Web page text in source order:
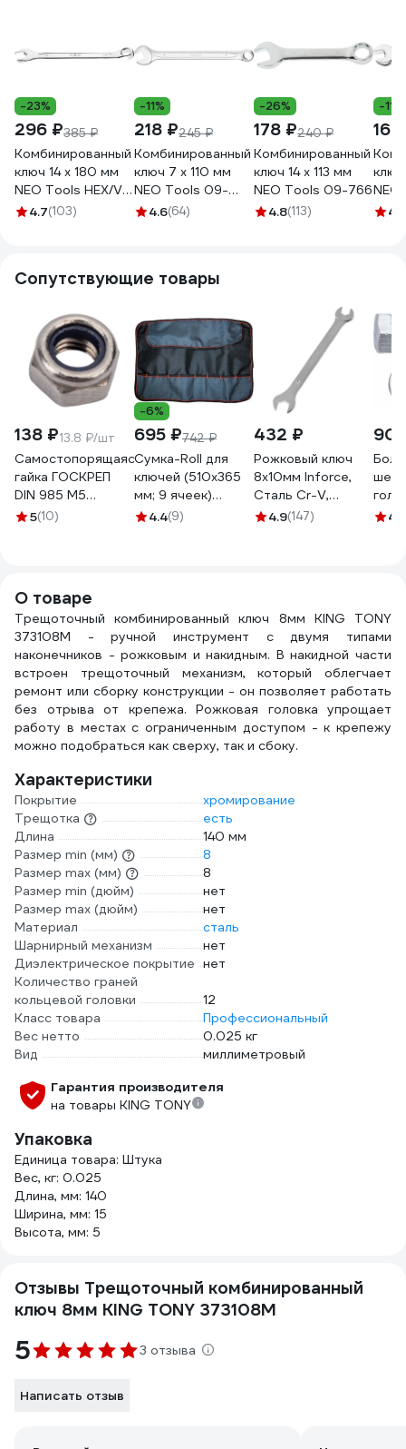
-23%
296 ₽385 ₽
Комбинированный
ключ 14 x 180 мм
NEO Tools HEX/V
09-414
4.7(103)
-11%
218 ₽245 ₽
Комбинированный
ключ 7 x 110 мм
NEO Tools 09-
7074.6(64)
-26%
178 ₽240 ₽
Комбинированный
ключ 14 x 113 мм
NEO Tools 09-766
4.8(113)
-11%
7604.6
Сопутствующие товары
138 ₽13.8 ₽/шт
Самостопорящаяся
гайка ГОСКРЕП
DIN 985 М5
нержав. сталь 10
5(10)
-6%
695 ₽742 ₽
Сумка-Roll для
ключей (510х365
мм; 9 ячеек)
Сорокин 27.11
4.4(9)
432 ₽
Рожковый ключ
8x10мм Inforce,
Сталь Cr-V,
профессиональный,
4.9(147)
90
4.4
О товаре
Трещоточный комбинированный ключ 8мм KING TONY
373108M - ручной инструмент с двумя типами
наконечников - рожковым и накидным. В накидной части
встроен трещоточный механизм, который облегчает
ремонт или сборку конструкции - он позволяет работать
без отрыва от крепежа. Рожковая головка упрощает
работу в местах с ограниченным доступом - к крепежу
можно подобраться как сверху, так и сбоку.
Характеристики
Покрытие
хромирование
Трещотка
есть
Длина
140 мм
Размер min (мм)
8
Размер max (мм)
8
Размер min (дюйм)
нет
Размер max (дюйм)
нет
Материал
сталь
Шарнирный механизм
нет
Диэлектрическое покрытие нет
Количество граней
кольцевой головки
12
Класс товара
Профессиональный
Вес нетто
0.025 кг
Вид
миллиметровый
Гарантия производителя
на товары KING TONY
Упаковка
Единица товара: Штука
Вес, кг: 0.025
Длина, мм: 140
Ширина, мм: 15
Высота, мм: 5
Отзывы Трещоточный комбинированный
ключ 8мм KING TONY 373108M
5 3 отзыва
Написать отзыв